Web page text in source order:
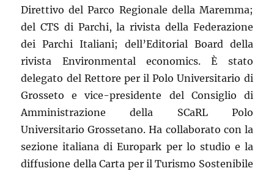
Direttivo del Parco Regionale della Maremma;
del CTS di Parchi, la rivista della Federazione
dei Parchi Italiani; dell’Editorial Board della
rivista Environmental economics. È stato
delegato del Rettore per il Polo Universitario di
Grosseto e vice-presidente del Consiglio di
Amministrazione della SCaRL Polo
Universitario Grossetano. Ha collaborato con la
sezione italiana di Europark per lo studio e la
diffusione della Carta per il Turismo Sostenibile